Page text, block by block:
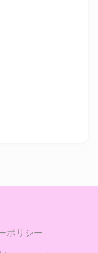
ポリシー